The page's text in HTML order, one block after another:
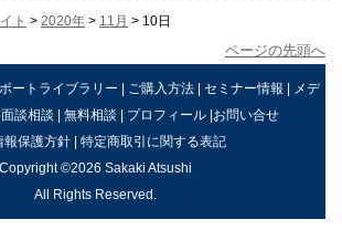
ト > 2020年 > 11月 > 10日
ページの先頭へ
ートライブラリー | ご購入方法 | セミナー情報 | メデ
談相談 | 無料相談 | プロフィール|お問い合せ
報保護方針| 特定商取引に関する表記
Copyright ©2026 Sakaki Atsushi
All Rights Reserved.